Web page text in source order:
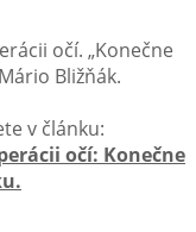
očí. „Konečne
Bližňák.
v článku:
očí: Konečne